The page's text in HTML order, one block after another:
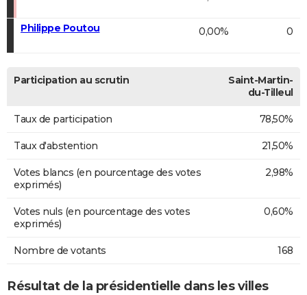
Philippe Poutou 0,00% 0
Participation au scrutin
Saint-Martin-
du-Tilleul
Taux de participation 78,50%
Taux d'abstention 21,50%
Votes blancs (en pourcentage des votes
exprimés)
2,98%
Votes nuls (en pourcentage des votes
exprimés)
0,60%
Nombre de votants 168
Résultat de la présidentielle dans les villes